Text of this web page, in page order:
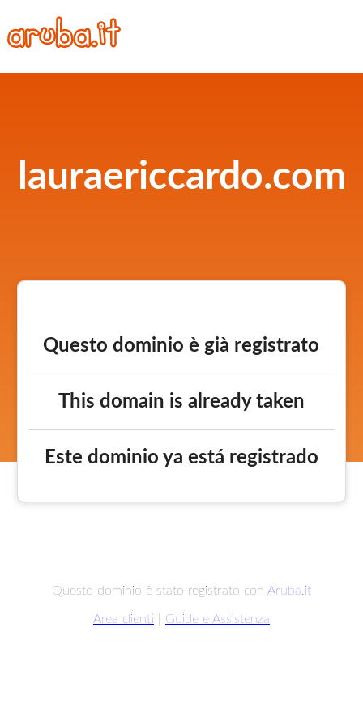
lauraericcardo.com
Questo dominio è già registrato
This domain is already taken
Este dominio ya está registrado
Questo dominio è stato registrato con Aruba.it
Area clienti Guide e Assistenza